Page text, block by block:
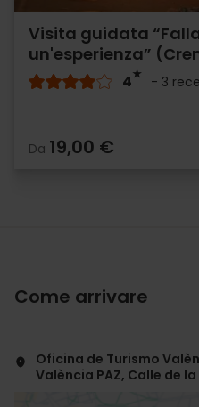
Visita guidata
un'esperienza”
4 - 3
Da 19,00 €
Come arrivare
Oficina de Turismo
València PAZ, Calle de